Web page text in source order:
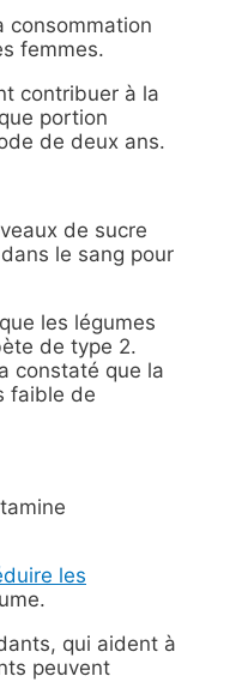
consommation
femmes.
contribuer à la
portion
de deux ans.
de sucre
le sang pour
les légumes
de type 2.
constaté que la
faible de
les
qui aident à
peuvent